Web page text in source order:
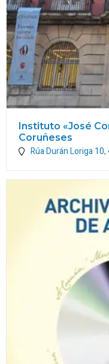
Instituto «José
Coruñeses
Rúa Durán Loriga 10,